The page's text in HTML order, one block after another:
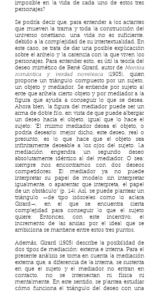
imposible en la vida de cada uno de estos tres
personajes?
Se podría decir que, para entender a los actantes
que mueven la trama y toda la construcción del
universo onettiano, una vida no es suficiente,
debido a la complejidad de su intertextualidad. En
este caso, se trata de dar una posible explicación
sobre el anhelo y la carencia con la que viven los
personajes. Para entender esto, es útil la teoría del
deseo mimético de René Girard, autor de Mentira
romántica y verdad novelesca (1985), quien
propone un triángulo compuesto por un sujeto,
un objeto y mediador. Se entiende por sujeto al
ente que anhela cierto objeto y por mediador a la
figura que ayuda a conseguir lo que se desea.
Ahora bien, la figura del mediador puede ser un
arma de doble filo, en vista de que puede albergar
un deseo hacia el objeto, igual que lo hace el
sujeto: “El mismo mediador desea el objeto, o
podría desearlo: mejor dicho, este deseo, real o
presunto, es lo que hace que el objeto sea
infinitamente deseable a los ojos del sujeto. La
mediación engendra un segundo deseo
absolutamente idéntico al del mediador. O sea:
siempre nos encontramos con dos deseos
competidores. El mediador ya no puede
interpretar su papel de modelo sin interpretar
igualmente, o aparentar que interpreta, el papel
de un obstáculo” (p. 14). Así, se puede plantear un
triángulo —de tipo isósceles como lo aclara
Girard—, en el que se encuentra cierta
complejidad para conseguir lo que el sujeto
quiere. Entonces, con este incentivo, el
incremento de las ansias por el ideal que se
ambiciona se mantiene entre estos tres puntos.
Además, Girard (1985) describe la posibilidad de
dos tipos de mediación: externa e interna. Para el
presente análisis se toma en cuenta la mediación
externa que, a diferencia de la interna, se sustenta
en que el sujeto y el mediador no entran en
contacto, no se intersectan ni física ni
mentalmente. En este sentido, se plantea estudiar
cómo funciona el triángulo del deseo con una